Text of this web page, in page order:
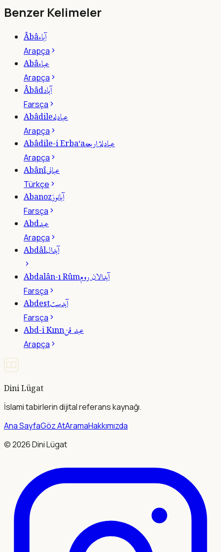
Benzer Kelimeler
Âbâآباء
Arapça
Abâعباء
Arapça
Âbâdآباد
Farsça
Abâdileعبادله
Arapça
Abâdile-i Erba‘aعبادلۀ اربعه
Arapça
Abânîعبانى
Türkçe
Abanozآبانوز
Farsça
Abdعبد
Arapça
Abdâlآبدال
Abdalân-ı Rûmآبدالان روم
Farsça
Abdestآبدست
Farsça
Abd-i Kınnعبد قن
Arapça
Dini Lügat
İslami tabirlerin dijital referans kaynağı.
Ana SayfaGöz AtAramaHakkımızda
©2026Dini Lügat